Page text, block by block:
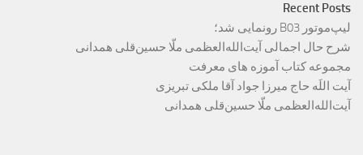
Recent Posts
لیپ‌موتور B03 رونمایی شد؛
شرح حال اجمالی آیت‌الله‌العظمی ملّا حسین‌قلی همدانی
مجموعه کتاب آموزه های معرفت
آیت اللَه حاج میرزا جواد آقا ملکی تبریزی
آیت‌الله‌العظمی ملّا حسین‌قلی همدانی